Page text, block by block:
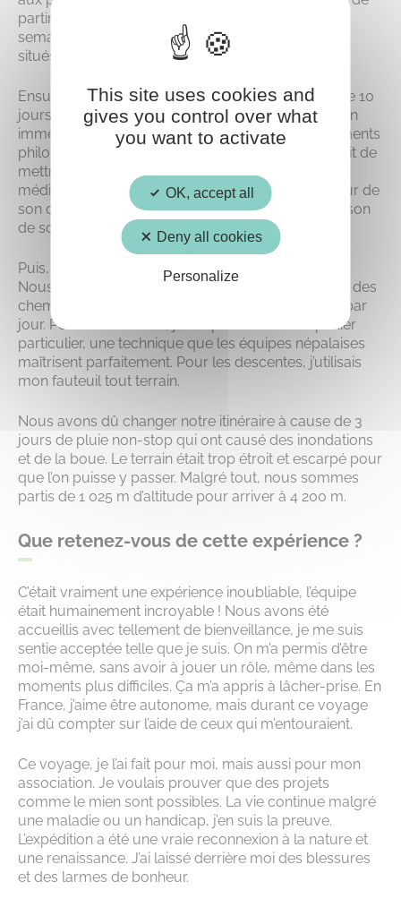
partir à la montagne. Nous y sommes restés une
semaine pour découvrir les temples et les villages
situés à 1 500m d’altitude.
Ensuite, nous avons suivi une retraite méditative de 10
jours avec des moines bouddhistes. Nous étions en
immersion totale : longues méditations, enseignements
philosophiques et groupes de parole. L’objectif était de
mettre sa vie de tous les jours en parallèle de la
méditation et de savoir comment la placer au cœur de
son quotidien. C’est un premier pas vers une guérison
de son passé et de son vécu.
Puis, nous avons entamé notre trek de 2 semaines.
Nous avons choisi l’un des plus difficiles en termes des
chemins : le Mardi Himal. Nous marchions 5 à 6 h par
jour. Pour les montées, j’étais portée dans un panier
particulier, une technique que les équipes népalaises
maîtrisent parfaitement. Pour les descentes, j’utilisais
mon fauteuil tout terrain.
Nous avons dû changer notre itinéraire à cause de 3
jours de pluie non-stop qui ont causé des inondations
et de la boue. Le terrain était trop étroit et escarpé pour
que l’on puisse y passer. Malgré tout, nous sommes
partis de 1 025 m d’altitude pour arriver à 4 200 m.
Que retenez-vous de cette expérience ?
C’était vraiment une expérience inoubliable, l’équipe
était humainement incroyable ! Nous avons été
accueillis avec tellement de bienveillance, je me suis
sentie acceptée telle que je suis. On m’a permis d’être
moi-même, sans avoir à jouer un rôle, même dans les
moments plus difficiles. Ça m’a appris à lâcher-prise. En
France, j’aime être autonome, mais durant ce voyage
j’ai dû compter sur l’aide de ceux qui m’entouraient.
Ce voyage, je l’ai fait pour moi, mais aussi pour mon
association. Je voulais prouver que des projets
comme le mien sont possibles. La vie continue malgré
une maladie ou un handicap, j’en suis la preuve.
L’expédition a été une vraie reconnexion à la nature et
une renaissance. J’ai laissé derrière moi des blessures
et des larmes de bonheur.
This site uses cookies and
gives you control over what
you want to activate
OK, accept all
Deny all cookies
Personalize